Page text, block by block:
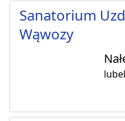
Sanatorium
Wąwozy